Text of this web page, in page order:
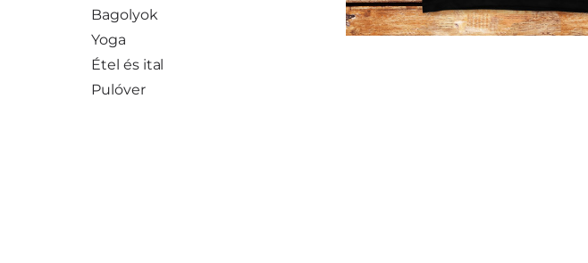
Bagolyok
Yoga
Étel és ital
Pulóver